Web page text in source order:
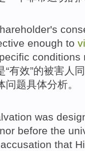
's
enough to
conditions
“有效”的被害人
问题具体分析。
was
before the
accusation that